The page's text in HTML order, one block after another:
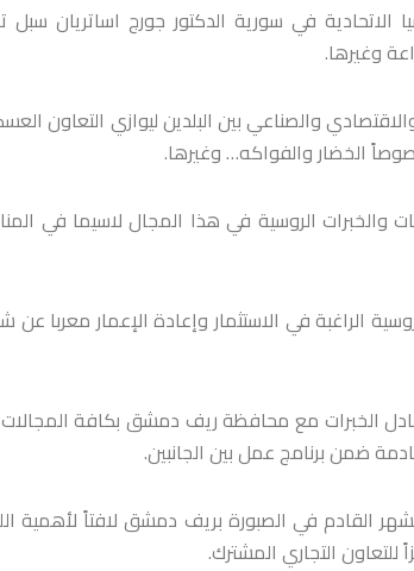
في سورية الدكتور جورج اساتريان سبل
وغيرها.
والصناعي بين البلدين ليوازي التعاون
الخضار والفواكه… وغيرها.
والخبرات الروسية في هذا المجال لاسيما في
الراغبة في الاستثمار وإعادة الإعمار معربا عن
وتبادل الخبرات مع محافظة ريف دمشق بكافة
ضمن برنامج عمل بين الجانبين.
القادم في الصبورة بريف دمشق لافتاً لأهمية
التجاري المشترك.